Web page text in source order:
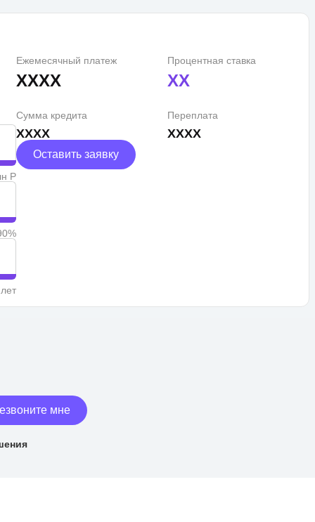
Р
Ежемесячный платеж
XXXX
Процентная ставка
XX
Сумма кредита
XXXX
Переплата
XXXX
Оставить заявку
мне